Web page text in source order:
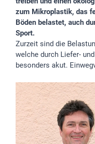
zum Mikroplastik, das
Böden belastet, auch
Sport.
Zurzeit sind die
welche durch Liefer-
besonders akut.